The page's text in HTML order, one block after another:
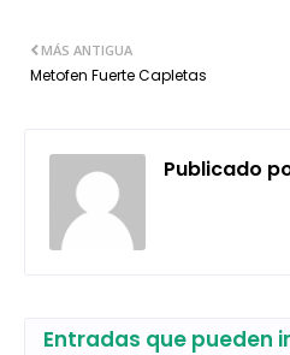
MÁS ANTIGUA
Metofen Fuerte Capletas
Publicado
Entradas que pueden